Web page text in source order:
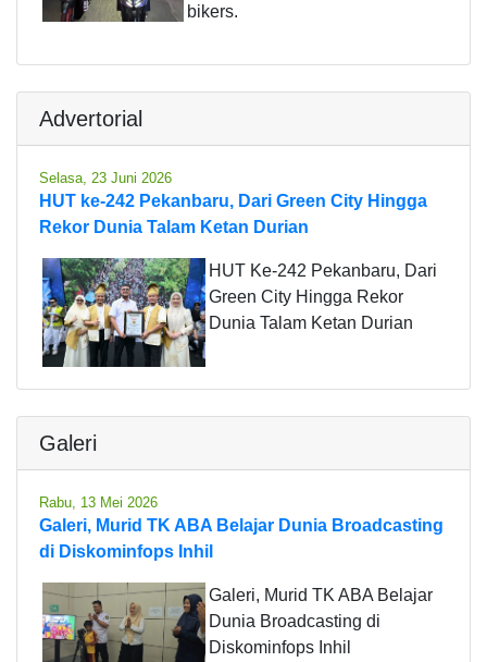
bikers.
Advertorial
Selasa, 23 Juni 2026
HUT ke-242 Pekanbaru, Dari Green City Hingga
Rekor Dunia Talam Ketan Durian
HUT Ke-242 Pekanbaru, Dari
Green City Hingga Rekor
Dunia Talam Ketan Durian
Galeri
Rabu, 13 Mei 2026
Galeri, Murid TK ABA Belajar Dunia Broadcasting
di Diskominfops Inhil
Galeri, Murid TK ABA Belajar
Dunia Broadcasting di
Diskominfops Inhil